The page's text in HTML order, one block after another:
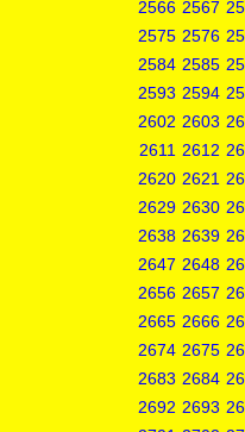
2566 2567
2575 2576
2584 2585
2593 2594
2602 2603
2611 2612
2620 2621
2629 2630
2638 2639
2647 2648
2656 2657
2665 2666
2674 2675
2683 2684
2692 2693